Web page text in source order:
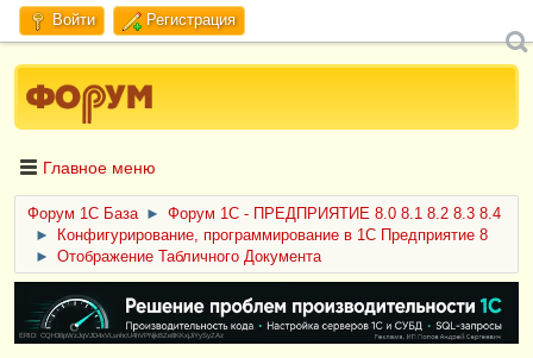
Войти Регистрация
Главное меню
Форум 1C База ►
Форум 1С - ПРЕДПРИЯТИЕ 8.0 8.1 8.2 8.3 8.4
►
Конфигурирование, программирование в 1С Предприятие 8
►
Отображение Табличного Документа
ERID: CQH36pWzJqVJD4xVLsnhcU4hVPNjkBZe8KKxjJiYySyZAz